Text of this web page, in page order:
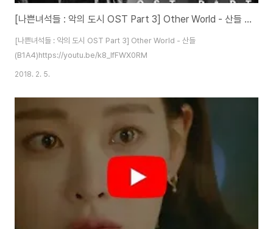
[나쁜녀석들 : 악의 도시 OST Part 3] Other World - 산들 (B1A4)
[나쁜녀석들 : 악의 도시 OST Part 3] Other World - 산들
(B1A4)https://youtu.be/k8_lfFWX0RM
2018. 2. 5.